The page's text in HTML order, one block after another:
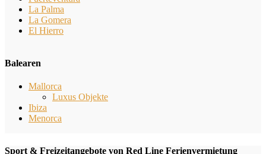
La Palma
La Gomera
El Hierro
Balearen
Mallorca
Luxus Objekte
Ibiza
Menorca
Sport & Freizeitangebote von Red Line Ferienvermietung